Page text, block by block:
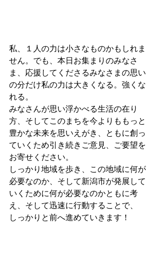
私、１人の力は小さなものかもしれま
せん。でも、本日お集まりのみなさ
ま、応援してくださるみなさまの思い
の分だけ私の力は大きくなる。強くな
れる。
みなさんが思い浮かべる生活の在り
方、そしてこのまちを今よりももっと
豊かな未来を思いえがき、ともに創っ
ていくため引き続きご意見、ご要望を
お寄せください。
しっかり地域を歩き、この地域に何が
必要なのか、そして新潟市が発展して
いくために何が必要なのかともに考
え、そして迅速に行動することで、
しっかりと前へ進めていきます！